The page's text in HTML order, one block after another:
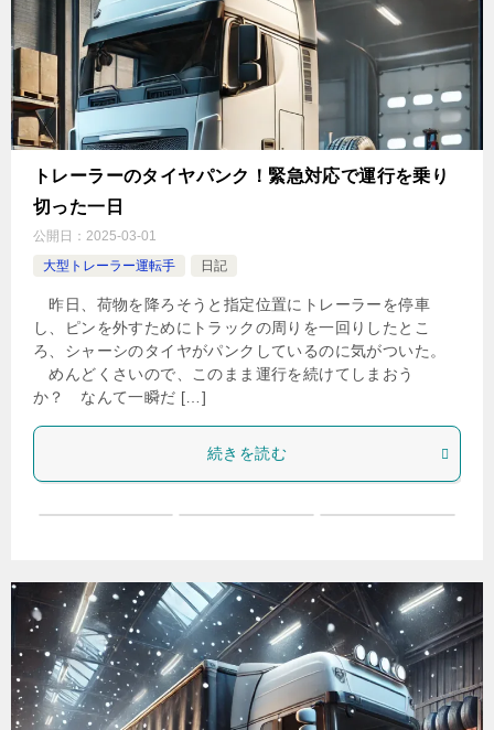
トレーラーのタイヤパンク！緊急対応で運行を乗り
切った一日
公開日： 2025-03-01
大型トレーラー運転手
日記
昨日、荷物を降ろそうと指定位置にトレーラーを停車
し、ピンを外すためにトラックの周りを一回りしたとこ
ろ、シャーシのタイヤがパンクしているのに気がついた。
めんどくさいので、このまま運行を続けてしまおう
か？ なんて一瞬だ […]
続きを読む